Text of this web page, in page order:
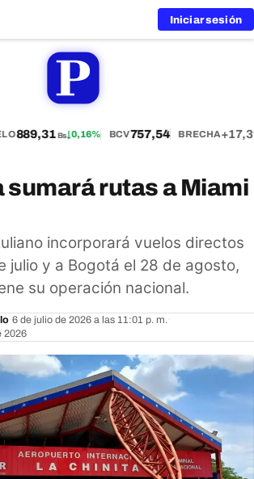
Iniciar sesión
889,31Bs↓0,16% BCV757,54 BRECHA
sumará rutas a Miami
incorporará vuelos directos
julio y a Bogotá el 28 de agosto,
su operación nacional.
6 de julio de 2026 a las 11:01 p. m.
2026